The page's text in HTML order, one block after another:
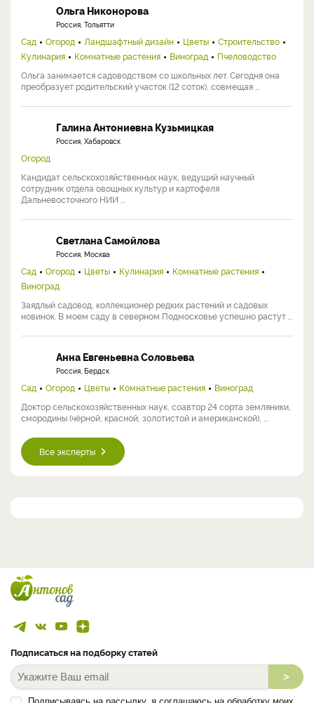
Ольга Никонорова
Россия, Тольятти
Сад Огород Ландшафтный дизайн Цветы
Строительство
Кулинария
Комнатные растения Виноград
Пчеловодство
Ольга занимается садоводством со школьных лет. Сегодня она
преобразует родительский участок (12 соток), совмещая ...
Галина Антониевна Кузьмицкая
Россия, Хабаровск
Огород
Кандидат сельскохозяйственных наук, ведущий научный
сотрудник отдела овощных культур и картофеля
Дальневосточного НИИ ...
Светлана Самойлова
Россия, Москва
Сад Огород Цветы Кулинария
Комнатные растения
Виноград
Заядлый садовод, коллекционер редких растений и садовых
новинок. В моем саду в северном Подмосковье успешно растут ...
Анна Евгеньевна Соловьева
Россия, Бердск
Сад Огород Цветы Комнатные растения
Виноград
Доктор сельскохозяйственных наук, соавтор 24 сорта земляники,
смородины (чёрной, красной, золотистой и американской), ...
Все эксперты
Подписаться на подборку статей
>